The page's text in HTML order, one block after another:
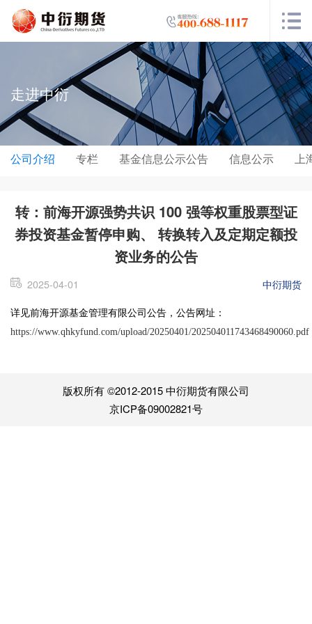
走进中衍
公司介绍 专栏 基金信息公示公告 信息公示 上
转：前海开源强势共识 100 强等权重股票型证
券投资基金暂停申购、 转换转入及定期定额投
资业务的公告
2025-04-01 中衍期货
详见前海开源基金管理有限公司公告，公告网址：
https://www.qhkyfund.com/upload/20250401/202504011743468490060.pdf
版权所有 ©2012-2015 中衍期货有限公司
京ICP备09002821号